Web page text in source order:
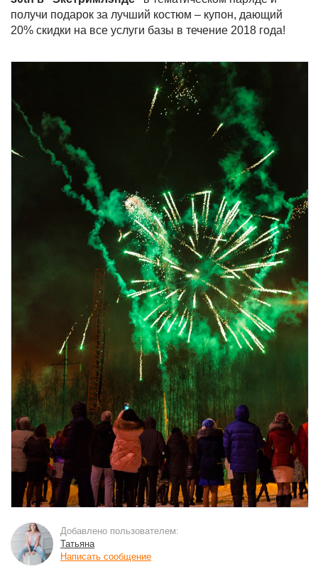
получи подарок за лучший костюм – купон, дающий
20% скидки на все услуги базы в течение 2018 года!
Добавлено пользователем:
Татьяна
Написать сообщение